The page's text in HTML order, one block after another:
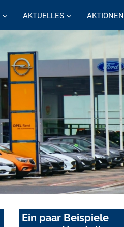
AKTUELLES AKTIONEN
Ein paar Beispiele